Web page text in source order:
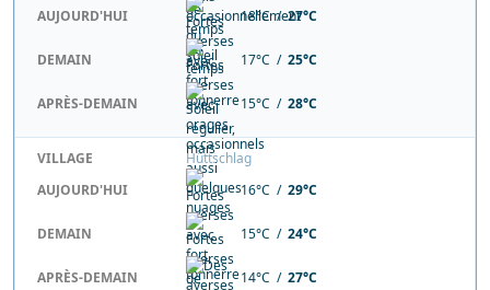
AUJOURD'HUI
18°C /27°C
DEMAIN 17°C / 25°C
APRÈS-DEMAIN 15°C / 28°C
VILLAGE
Hüttschlag
AUJOURD'HUI
16°C / 29°C
DEMAIN 15°C / 24°C
APRÈS-DEMAIN 14°C / 27°C